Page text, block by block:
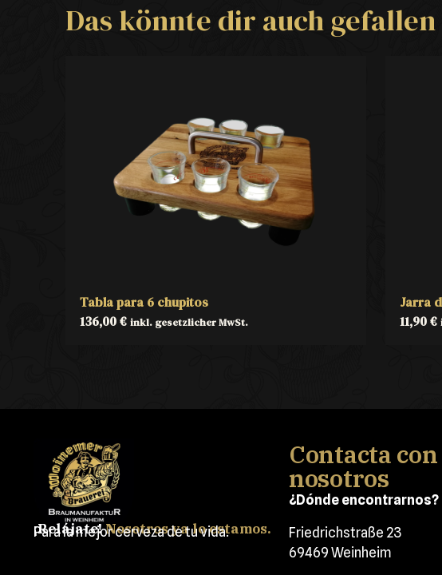
Das könnte dir auch gefallen
Tabla para 6 chupitos
136,00€ inkl. gesetzlicher MwSt.
Jarra
11,90€
¡Relájate!Nosotros ya lo estamos.
Para la mejor cerveza de tu vida.
Contacta con
nosotros
¿Dónde encontrarnos?
Friedrichstraße 23
69469 Weinheim